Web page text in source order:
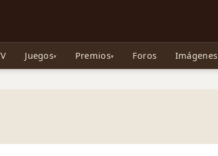
La Caza de Gollum, la Tolkienpedia y más
Juegos Premios Foros Imágenes